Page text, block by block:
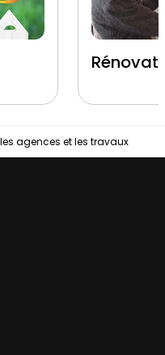
agences et les travaux